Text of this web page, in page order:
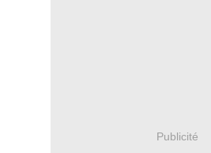
Publicité